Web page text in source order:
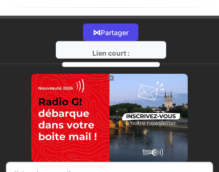
⋈Partager
Lien court :
https://radio-g.fr?13085
⧉